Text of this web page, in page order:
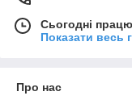
Сьогодні
Показати весь
Про нас